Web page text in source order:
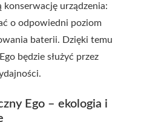
urządzenia:
o odpowiedni poziom
baterii. Dzięki temu
będzie służyć przez
Ego – ekologia i